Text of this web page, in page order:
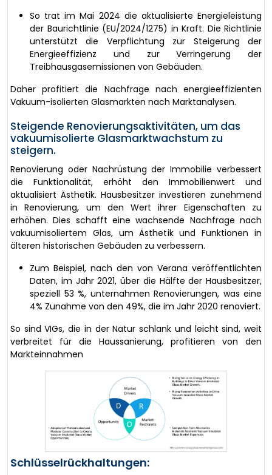
So trat im Mai 2024 die aktualisierte Energieleistung
der Baurichtlinie (EU/2024/1275) in Kraft. Die Richtlinie
unterstützt die Verpflichtung zur Steigerung der
Energieeffizienz und zur Verringerung der
Treibhausgasemissionen von Gebäuden.
Daher profitiert die Nachfrage nach energieeffizienten
Vakuum-isolierten Glasmarkten nach Marktanalysen.
Steigende Renovierungsaktivitäten, um das
vakuumisolierte Glasmarktwachstum zu
steigern.
Renovierung oder Nachrüstung der Immobilie verbessert
die Funktionalität, erhöht den Immobilienwert und
aktualisiert Ästhetik. Hausbesitzer investieren zunehmend
in Renovierung, um den Wert ihrer Eigenschaften zu
erhöhen. Dies schafft eine wachsende Nachfrage nach
vakuumisoliertem Glas, um Ästhetik und Funktionen in
älteren historischen Gebäuden zu verbessern.
Zum Beispiel, nach den von Verana veröffentlichten
Daten, im Jahr 2021, über die Hälfte der Hausbesitzer,
speziell 53 %, unternahmen Renovierungen, was eine
4% Zunahme von den 49%, die im Jahr 2020 renoviert.
So sind VIGs, die in der Natur schlank und leicht sind, weit
verbreitet für die Haussanierung, profitieren von den
Markteinnahmen
Schlüsselrückhaltungen: